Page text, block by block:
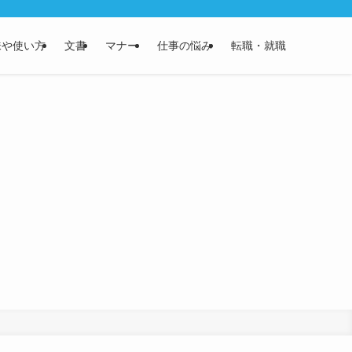
使い方 文書 マナー 仕事の悩み 転職・就職